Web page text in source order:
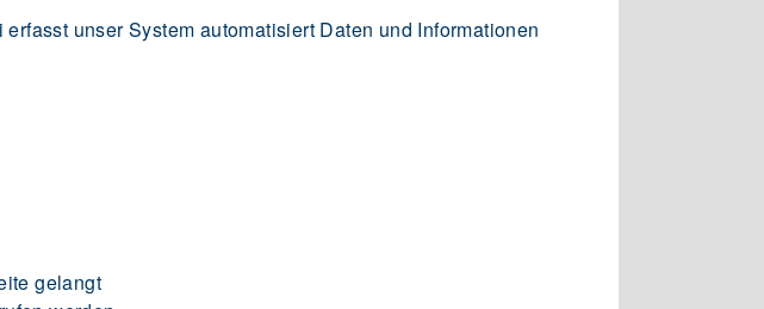
unser System automatisiert Daten und Informationen
gelangt